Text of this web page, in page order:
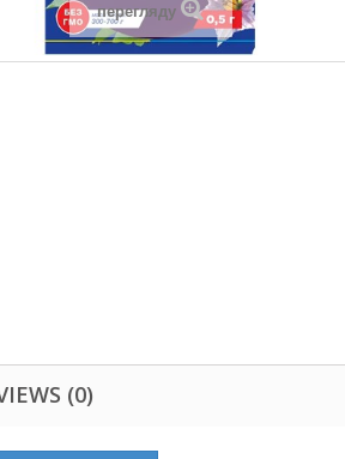
перегляду
(0)